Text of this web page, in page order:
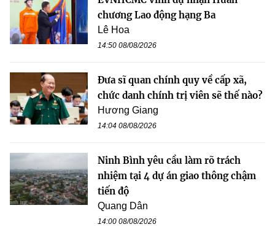
chương Lao động hạng Ba
Lê Hoa
14:50 08/08/2026
Đưa sĩ quan chính quy về cấp xã,
chức danh chính trị viên sẽ thế nào?
Hương Giang
14:04 08/08/2026
Ninh Bình yêu cầu làm rõ trách
nhiệm tại 4 dự án giao thông chậm
tiến độ
Quang Dân
14:00 08/08/2026